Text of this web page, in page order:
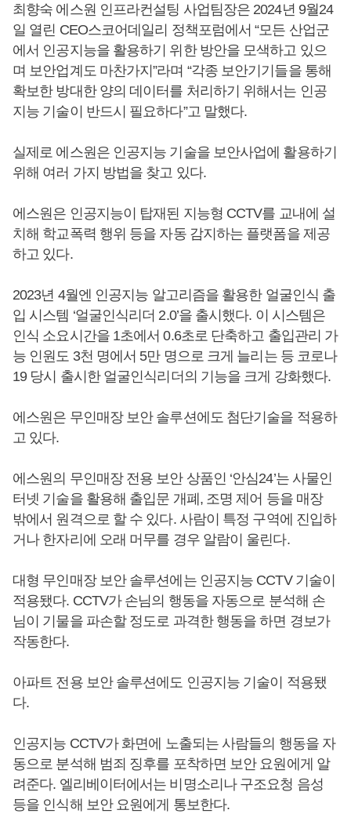
최향숙 에스원 인프라컨설팅 사업팀장은 2024년 9월24
일 열린 CEO스코어데일리 정책포럼에서 “모든 산업군
에서 인공지능을 활용하기 위한 방안을 모색하고 있으
며 보안업계도 마찬가지”라며 “각종 보안기기들을 통해
확보한 방대한 양의 데이터를 처리하기 위해서는 인공
지능 기술이 반드시 필요하다”고 말했다.
실제로 에스원은 인공지능 기술을 보안사업에 활용하기
위해 여러 가지 방법을 찾고 있다.
에스원은 인공지능이 탑재된 지능형 CCTV를 교내에 설
치해 학교폭력 행위 등을 자동 감지하는 플랫폼을 제공
하고 있다.
2023년 4월엔 인공지능 알고리즘을 활용한 얼굴인식 출
입 시스템 ‘얼굴인식리더 2.0’을 출시했다. 이 시스템은
인식 소요시간을 1초에서 0.6초로 단축하고 출입관리 가
능 인원도 3천 명에서 5만 명으로 크게 늘리는 등 코로나
19 당시 출시한 얼굴인식리더의 기능을 크게 강화했다.
에스원은 무인매장 보안 솔루션에도 첨단기술을 적용하
고 있다.
에스원의 무인매장 전용 보안 상품인 ‘안심24’는 사물인
터넷 기술을 활용해 출입문 개폐, 조명 제어 등을 매장
밖에서 원격으로 할 수 있다. 사람이 특정 구역에 진입하
거나 한자리에 오래 머무를 경우 알람이 울린다.
대형 무인매장 보안 솔루션에는 인공지능 CCTV 기술이
적용됐다. CCTV가 손님의 행동을 자동으로 분석해 손
님이 기물을 파손할 정도로 과격한 행동을 하면 경보가
작동한다.
아파트 전용 보안 솔루션에도 인공지능 기술이 적용됐
다.
인공지능 CCTV가 화면에 노출되는 사람들의 행동을 자
동으로 분석해 범죄 징후를 포착하면 보안 요원에게 알
려준다. 엘리베이터에서는 비명소리나 구조요청 음성
등을 인식해 보안 요원에게 통보한다.